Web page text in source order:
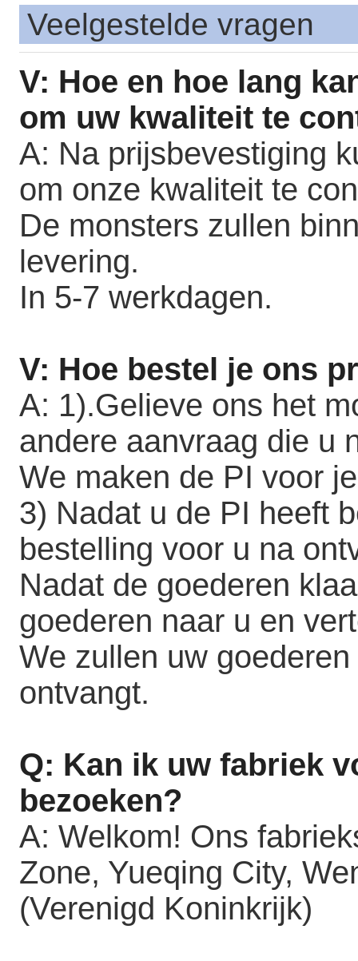
Veelgestelde vragen
V: Hoe en hoe lang
om uw kwaliteit te
A: Na prijsbevestiging
om onze kwaliteit te
De monsters zullen
levering.
In 5-7 werkdagen.
V: Hoe bestel je ons
A: 1).Gelieve ons het
andere aanvraag die u
We maken de PI voor
3) Nadat u de PI heeft
bestelling voor u na
Nadat de goederen
goederen naar u en
We zullen uw
ontvangt.
Q: Kan ik uw fabriek
bezoeken?
A: Welkom! Ons
Zone, Yueqing City,
(Verenigd Koninkrijk)